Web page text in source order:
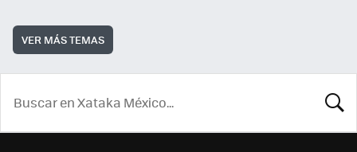
VER MÁS TEMAS